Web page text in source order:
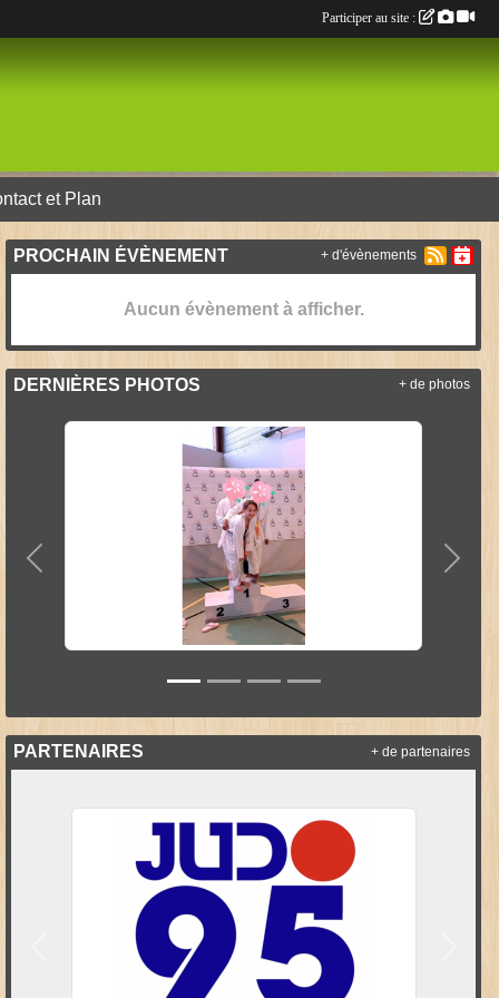
et Plan
PROCHAIN ÉVÈNEMENT
Aucun évènement à afficher.
+ d'évènements
DERNIÈRES PHOTOS
Précedent
+ de photos
PARTENAIRES + de partenaires
Participer au site :